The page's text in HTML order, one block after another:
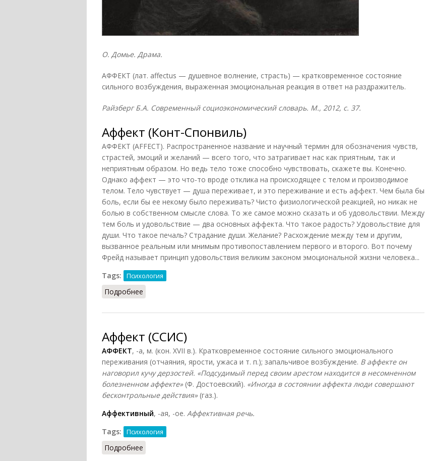
О. Домье. Драма.
АФФЕКТ (лат. affectus — душевное волнение, страсть) — кратковременное состояние
сильного возбуждения, выраженная эмоциональная реакция в ответ на раздражитель.
Райзберг Б.А. Современный социоэкономический словарь. М., 2012, с. 37.
Аффект (Конт-Спонвиль)
АФФЕКТ (AFFECT). Распространенное название и научный термин для обозначения чувств,
страстей, эмоций и желаний — всего того, что затрагивает нас как приятным, так и
неприятным образом. Но ведь тело тоже способно чувствовать, скажете вы. Конечно.
Однако аффект — это что-то вроде отклика на происходящее с телом и производимое
телом. Тело чувствует — душа переживает, и это переживание и есть аффект. Чем была бы
боль, если бы ее некому было переживать? Чисто физиологической реакцией, но никак не
болью в собственном смысле слова. То же самое можно сказать и об удовольствии. Между
тем боль и удовольствие — два основных аффекта. Что такое радость? Удовольствие для
души. Что такое печаль? Страдание души. Желание? Расхождение между тем и другим,
вызванное реальным или мнимым противопоставлением первого и второго. Вот почему
Фрейд называет принцип удовольствия великим законом эмоциональной жизни человека...
Tags:
Психология
Подробнее
Аффект (ССИС)
АФФЕКТ, -а, м. (кон. XVII в.). Кратковременное состояние сильного эмоционального
переживания (отчаяния, ярости, ужаса и т. п.); запальчивое возбуждение. В аффекте он
наговорил кучу дерзостей. «Подсудимый перед своим арестом находится в несомненном
болезненном аффекте» (Ф. Достоевский). «Иногда в состоянии аффекта люди совершают
бесконтрольные действия»(газ.).
Аффективный, -ая, -ое. Аффективная речь.
Tags:
Психология
Подробнее